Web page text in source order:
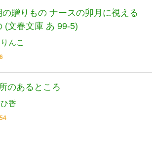
の贈りもの ナースの卯月に視える
(文春文庫 あ 99-5)
んこ
のあるところ
香